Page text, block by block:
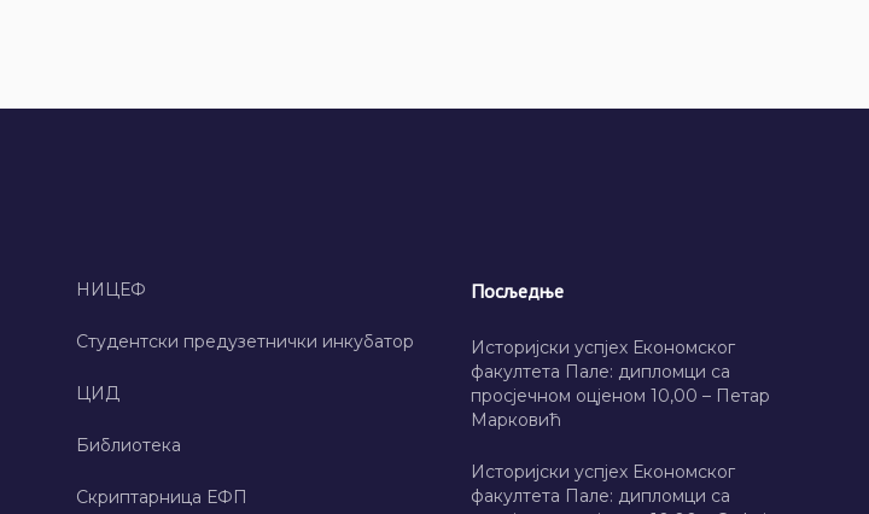
НИЦЕФ
Студентски предузетнички инкубатор
ЦИД
Библиотека
Скриптарница ЕФП
Посљедње
Историјски успјех Економског
факултета Пале: дипломци са
просјечном оцјеном 10,00 – Петар
Марковић
Историјски успјех Економског
факултета Пале: дипломци са